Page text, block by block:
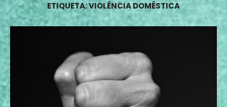
ETIQUETA:VIOLÊNCIA DOMÉSTICA